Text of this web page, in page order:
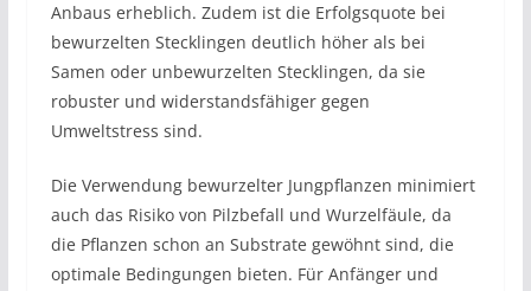
Anbaus erheblich. Zudem ist die Erfolgsquote bei
bewurzelten Stecklingen deutlich höher als bei
Samen oder unbewurzelten Stecklingen, da sie
robuster und widerstandsfähiger gegen
Umweltstress sind.
Die Verwendung bewurzelter Jungpflanzen minimiert
auch das Risiko von Pilzbefall und Wurzelfäule, da
die Pflanzen schon an Substrate gewöhnt sind, die
optimale Bedingungen bieten. Für Anfänger und